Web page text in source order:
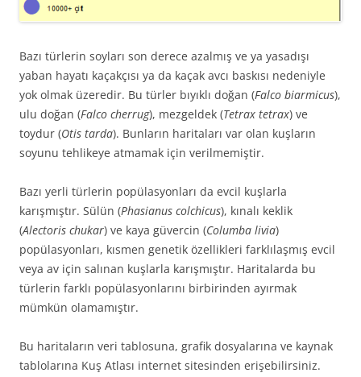
Bazı türlerin soyları son derece azalmış ve ya yasadışı
yaban hayatı kaçakçısı ya da kaçak avcı baskısı nedeniyle
yok olmak üzeredir. Bu türler bıyıklı doğan (Falco biarmicus),
ulu doğan (Falco cherrug), mezgeldek (Tetrax tetrax) ve
toydur (Otis tarda). Bunların haritaları var olan kuşların
soyunu tehlikeye atmamak için verilmemiştir.
Bazı yerli türlerin popülasyonları da evcil kuşlarla
karışmıştır. Sülün (Phasianus colchicus), kınalı keklik
(Alectoris chukar) ve kaya güvercin (Columba livia)
popülasyonları, kısmen genetik özellikleri farklılaşmış evcil
veya av için salınan kuşlarla karışmıştır. Haritalarda bu
türlerin farklı popülasyonlarını birbirinden ayırmak
mümkün olamamıştır.
Bu haritaların veri tablosuna, grafik dosyalarına ve kaynak
tablolarına Kuş Atlası internet sitesinden erişebilirsiniz.